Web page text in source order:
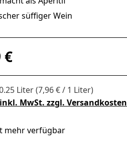
süffiger Wein
Preis:
€
Liter(7,96 € / 1 Liter)
MwSt. zzgl. Versandkosten
mehr verfügbar